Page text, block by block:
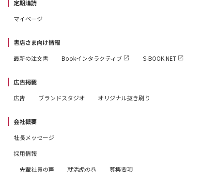
定期購読
マイページ
書店さま向け情報
最新の注文書
Bookインタラクティブ S-BOOK.NET
広告掲載
広告
ブランドスタジオ オリジナル抜き刷り
会社概要
社長メッセージ
採用情報
先輩社員の声
就活虎の巻
募集要項